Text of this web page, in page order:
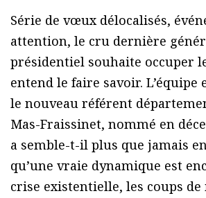
Série de vœux délocalisés,
attention, le cru dernière
présidentiel souhaite occuper
entend le faire savoir. L’équipe
le nouveau référent
Mas-Fraissinet, nommé en
a semble-t-il plus que jamais
qu’une vraie dynamique est
crise existentielle, les coups de